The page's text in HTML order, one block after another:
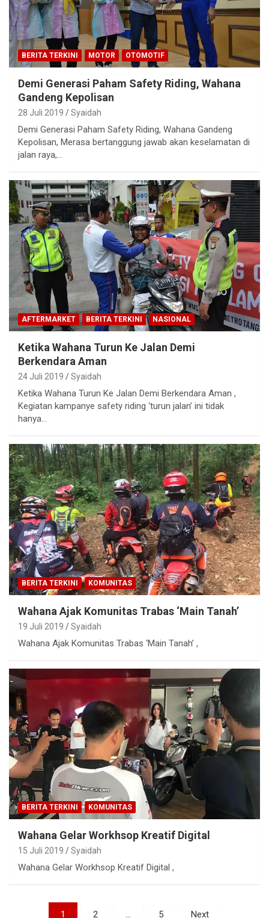
BERITA TERKINI MOTOR OTOMOTIF
Demi Generasi Paham Safety Riding, Wahana
Gandeng Kepolisan
28 Juli 2019 Syaidah
Demi Generasi Paham Safety Riding, Wahana Gandeng
Kepolisan, Merasa bertanggung jawab akan keselamatan di
jalan raya,…
AFTERMARKET BERITA TERKINI NASIONAL
Ketika Wahana Turun Ke Jalan Demi
Berkendara Aman
24 Juli 2019 Syaidah
Ketika Wahana Turun Ke Jalan Demi Berkendara Aman ,
Kegiatan kampanye safety riding ‘turun jalan’ ini tidak
hanya…
BERITA TERKINI KOMUNITAS
Wahana Ajak Komunitas Trabas ‘Main Tanah’
19 Juli 2019 Syaidah
Wahana Ajak Komunitas Trabas ‘Main Tanah’ ,
BERITA TERKINI KOMUNITAS
Wahana Gelar Workhsop Kreatif Digital
15 Juli 2019 Syaidah
Wahana Gelar Workhsop Kreatif Digital ,
Paginasi
1 2 … 5 Next